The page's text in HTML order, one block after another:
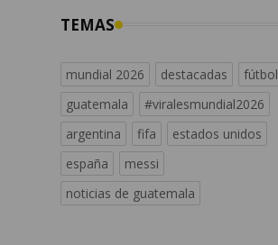
TEMAS
mundial 2026 destacadas
fútbol
guatemala
#viralesmundial2026
argentina
fifa
estados unidos
españa
messi
noticias de guatemala